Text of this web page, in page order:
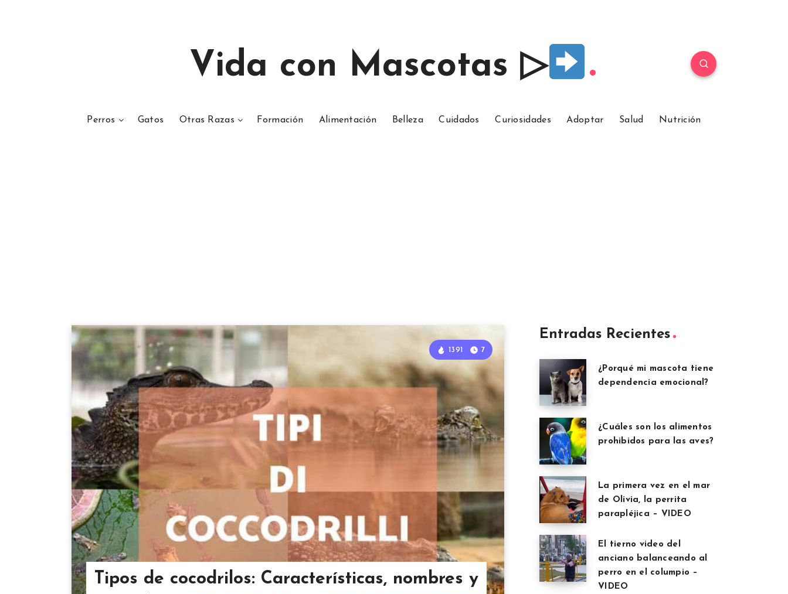
Vida con Mascotas ▷
Perros Gatos Otras Razas Formación Alimentación Belleza Cuidados Curiosidades Adoptar Salud Nutrición
Tipos de cocodrilos: Características, nombres y
1391 7
Entradas Recientes
¿Porqué mi mascota tiene
dependencia emocional?
¿Cuáles son los alimentos
prohibidos para las aves?
La primera vez en el mar
de Olivia, la perrita
parapléjica – VIDEO
El tierno video del
anciano balanceando al
perro en el columpio –
VIDEO